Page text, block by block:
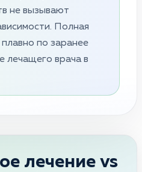
не вызывают
Полная
по заранее
лечащего врача в
лечение vs